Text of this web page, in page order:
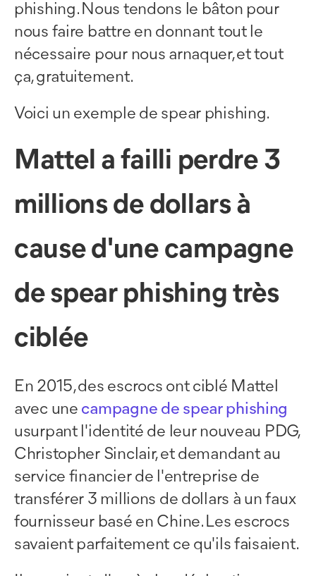
phishing. Nous tendons le bâton pour
nous faire battre en donnant tout le
nécessaire pour nous arnaquer, et tout
ça, gratuitement.
Voici un exemple de spear phishing.
Mattel a failli perdre 3
millions de dollars à
cause d'une campagne
de spear phishing très
ciblée
En 2015, des escrocs ont ciblé Mattel
avec une campagne de spear phishing
usurpant l'identité de leur nouveau PDG,
Christopher Sinclair, et demandant au
service financier de l'entreprise de
transférer 3 millions de dollars à un faux
fournisseur basé en Chine. Les escrocs
savaient parfaitement ce qu'ils faisaient.